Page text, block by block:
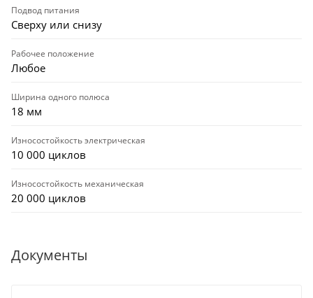
Подвод питания
Сверху или снизу
Рабочее положение
Любое
Ширина одного полюса
18 мм
Износостойкость электрическая
10 000 циклов
Износостойкость механическая
20 000 циклов
Документы